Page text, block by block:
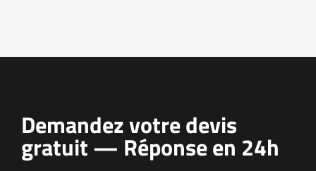
Demandez votre devis
gratuit — Réponse en 24h